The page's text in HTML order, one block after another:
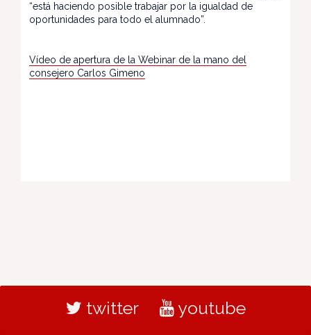
“está haciendo posible trabajar por la igualdad de
oportunidades para todo el alumnado”.
Vídeo de apertura de la Webinar de la mano del
consejero Carlos Gimeno
twitter youtube